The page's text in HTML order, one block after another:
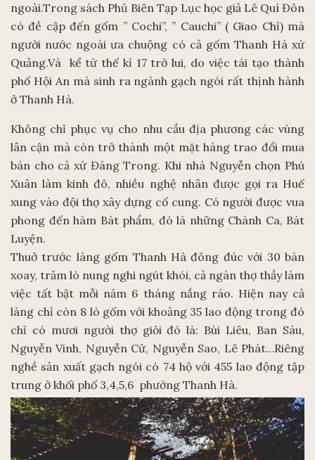
ngoài.Trong sách Phủ Biên Tạp Lục học giả Lê Quí Đôn
có đề cập đến gốm ” Cochi”, ” Cauchi” ( Giao Chỉ) mà
người nước ngoài ưa chuộng có cả gốm Thanh Hà xứ
Quảng.Và kể từ thế kỉ 17 trở lui, do việc tái tạo thành
phố Hội An mà sinh ra ngành gạch ngói rất thịnh hành
ở Thanh Hà.
Không chỉ phục vụ cho nhu cầu địa phương các vùng
lân cận mà còn trở thành một mặt hàng trao đổi mua
bán cho cả xứ Đàng Trong. Khi nhà Nguyễn chọn Phú
Xuân làm kinh đô, nhiều nghệ nhân được gọi ra Huế
xung vào đội thợ xây dựng cố cung. Có người được vua
phong đến hàm Bát phẩm, đó là những Chánh Ca, Bát
Luyện.
Thuở trước làng gốm Thanh Hà đông đúc với 30 bàn
xoay, trăm lò nung nghi ngút khói, cả ngàn thợ thầy làm
việc tất bật mỗi năm 6 tháng nắng ráo. Hiện nay cả
làng chỉ còn 8 lò gốm với khoảng 35 lao động trong đó
chỉ có mươi người thợ giỏi đó là: Bùi Liêu, Ban Sáu,
Nguyễn Vinh, Nguyễn Cử, Nguyễn Sao, Lê Phát…Riêng
nghề sản xuất gạch ngói có 74 hộ với 455 lao động tập
trung ở khối phố 3,4,5,6 phường Thanh Hà.